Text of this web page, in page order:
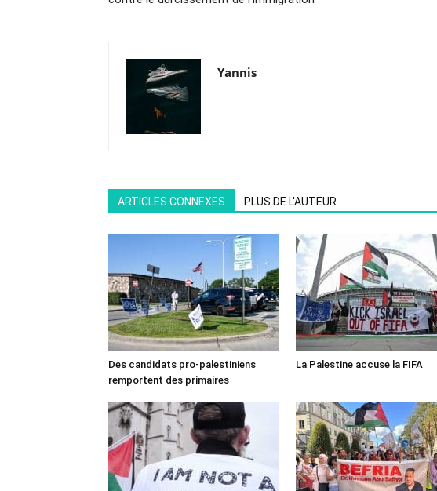
Yannis
ARTICLES CONNEXES PLUS DE L'AUTEUR
Des candidats pro-palestiniens
remportent des primaires
La Palestine accuse la FIFA